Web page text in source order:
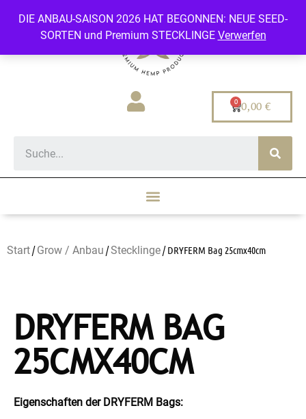
DIE ANBAU-SAISON 2026 HAT BEGONNEN: NEUE SEED-
SORTEN und Premium STECKLINGE Verwerfen
0,00€
Start/Grow / Anbau /Stecklinge/ DRYFERM Bag 25cmx40cm
DRYFERM BAG
25CMX40CM
Eigenschaften der DRYFERM Bags: